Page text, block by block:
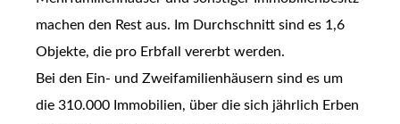
machen den Rest aus. Im Durchschnitt sind es 1,6
Objekte, die pro Erbfall vererbt werden.
Bei den Ein- und Zweifamilienhäusern sind es um
die 310.000 Immobilien, über die sich jährlich Erben